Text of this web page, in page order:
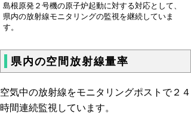
島根原発２号機の原子炉起動に対する対応として、
県内の放射線モニタリングの監視を継続していま
す。
県内の空間放射線量率
空気中の放射線をモニタリングポストで２４
時間連続監視しています。